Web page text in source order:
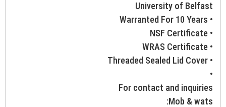
University of Belfast
• Warranted For 10 Years
• NSF Certificate
• WRAS Certificate
• Threaded Sealed Lid Cover
•
For contact and inquiries
Mob & wats: